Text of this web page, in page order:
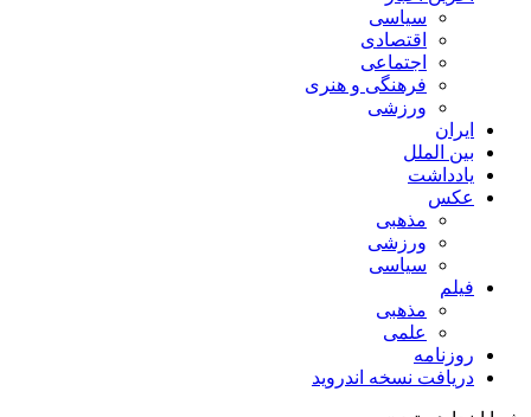
سیاسی
اقتصادی
اجتماعی
فرهنگی و هنری
ورزشی
ایران
بین الملل
یادداشت
عکس
مذهبی
ورزشی
سیاسی
فیلم
مذهبی
علمی
روزنامه
دریافت نسخه اندروید